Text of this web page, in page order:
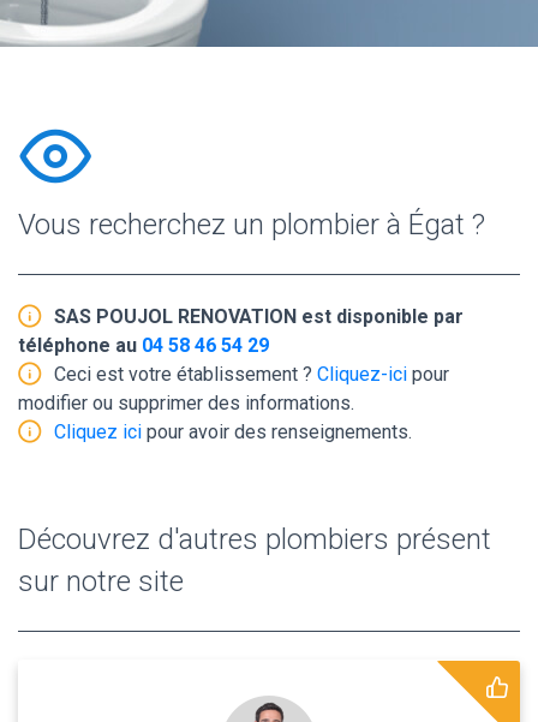
Vous recherchez un plombier à Égat ?
SAS POUJOL RENOVATION est disponible par
téléphone au 04 58 46 54 29
Ceci est votre établissement ? Cliquez-ici pour
modifier ou supprimer des informations.
Cliquez ici pour avoir des renseignements.
Découvrez d'autres plombiers présent
sur notre site